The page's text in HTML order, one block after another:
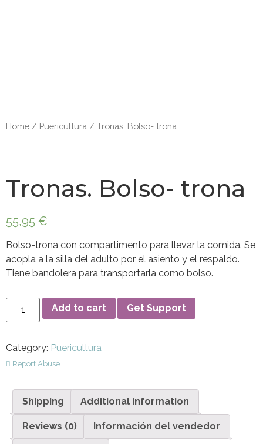
Home / Puericultura / Tronas. Bolso- trona
Tronas. Bolso- trona
55,95 €
Bolso-trona con compartimento para llevar la comida. Se
acopla a la silla del adulto por el asiento y el respaldo.
Tiene bandolera para transportarla como bolso.
Add to cart Get Support
Category: Puericultura
Report Abuse
Shipping Additional information
Reviews (0) Información del vendedor